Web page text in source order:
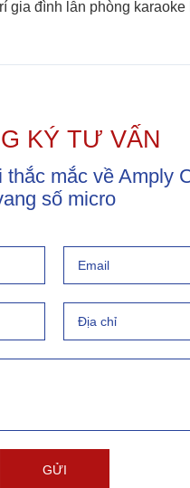
gia đình lẫn phòng
KÝ TƯ VẤN
mắc về Amply
số micro